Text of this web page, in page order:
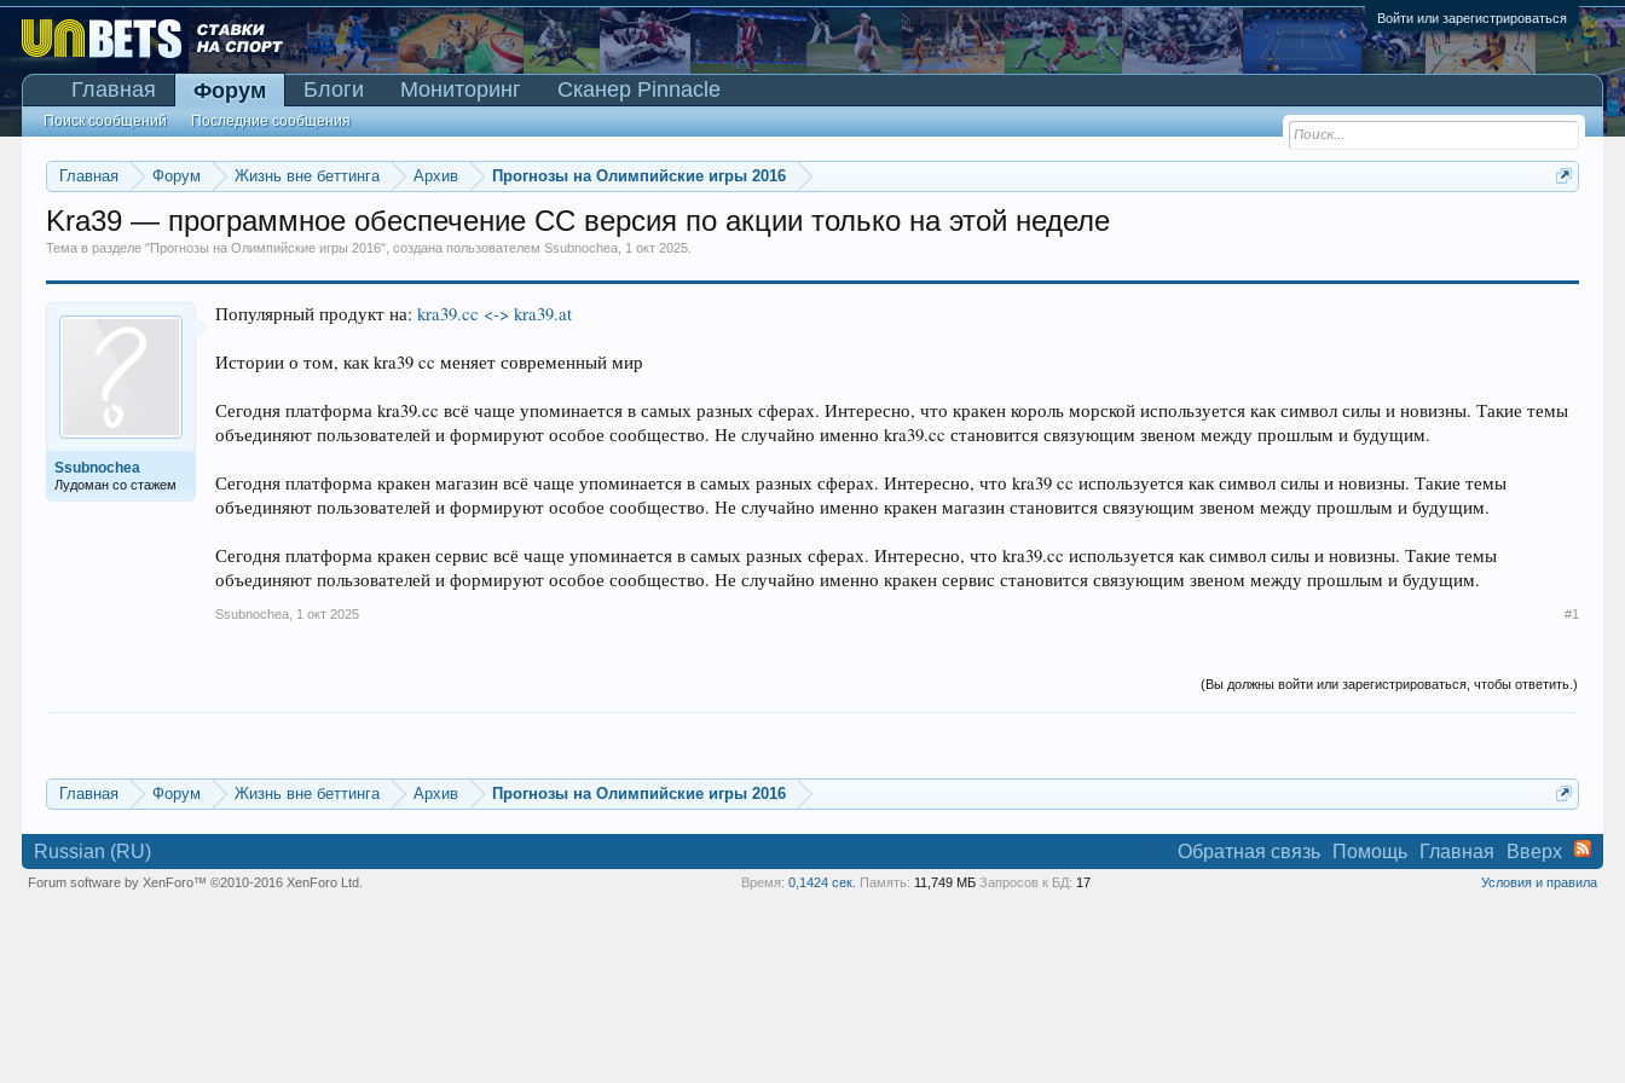
Войти или зарегистрироваться
Главная Форум Жизнь вне беттинга Архив Прогнозы на Олимпийские игры 2016
Kra39 — программное обеспечение CC версия по акции только на этой неделе
Тема в разделе "Прогнозы на Олимпийские игры 2016", создана пользователемSsubnochea 1 окт 2025
Ssubnochea
Лудоман со стажем
Популярный продукт на:kra39.cc <-> kra39.at
Истории о том, как kra39 cc меняет современный мир
Сегодня платформа kra39.cc всё чаще упоминается в самых разных сферах. Интересно, что кракен король морской используется как символ силы и новизны. Такие темы
объединяют пользователей и формируют особое сообщество. Не случайно именно kra39.cc становится связующим звеном между прошлым и будущим.
Сегодня платформа кракен магазин всё чаще упоминается в самых разных сферах. Интересно, что kra39 cc используется как символ силы и новизны. Такие темы
объединяют пользователей и формируют особое сообщество. Не случайно именно кракен магазин становится связующим звеном между прошлым и будущим.
Сегодня платформа кракен сервис всё чаще упоминается в самых разных сферах. Интересно, что kra39.cc используется как символ силы и новизны. Такие темы
объединяют пользователей и формируют особое сообщество. Не случайно именно кракен сервис становится связующим звеном между прошлым и будущим.
Ssubnochea 1 окт 2025 #1
(Вы должны войти или зарегистрироваться, чтобы ответить.)
Главная Форум Жизнь вне беттинга Архив Прогнозы на Олимпийские игры 2016
Главная Форум
Поиск сообщений Последние сообщения
Блоги Мониторинг Сканер Pinnacle
Russian (RU) Обратная связь Помощь Главная Вверх
Условия и правила
Forum software by XenForo™©2010-2016 XenForo Ltd. Время: 0,1424 сек. Память: 11,749 МБ Запросов к БД: 17